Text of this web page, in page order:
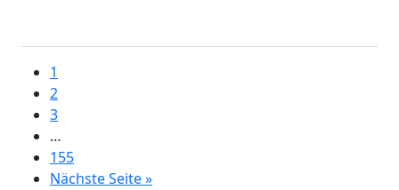
1
2
3
…
155
Nächste Seite »